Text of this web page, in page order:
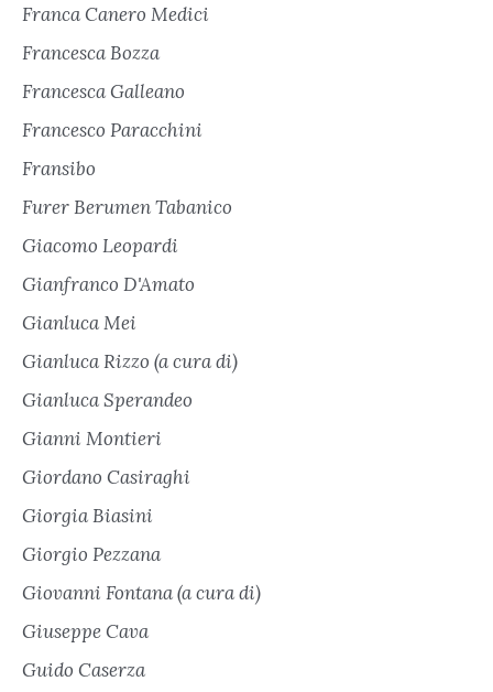
Franca Canero Medici
Francesca Bozza
Francesca Galleano
Francesco Paracchini
Fransibo
Furer Berumen Tabanico
Giacomo Leopardi
Gianfranco D'Amato
Gianluca Mei
Gianluca Rizzo (a cura di)
Gianluca Sperandeo
Gianni Montieri
Giordano Casiraghi
Giorgia Biasini
Giorgio Pezzana
Giovanni Fontana (a cura di)
Giuseppe Cava
Guido Caserza